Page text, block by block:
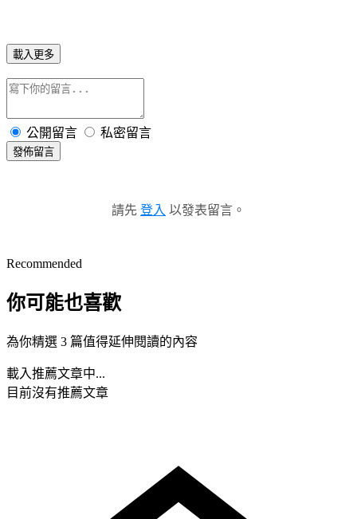
載入更多
公開留言 私密留言
發佈留言
請先 登入 以發表留言。
Recommended
你可能也喜歡
為你精選 3 篇值得延伸閱讀的內容
載入推薦文章中...
目前沒有推薦文章